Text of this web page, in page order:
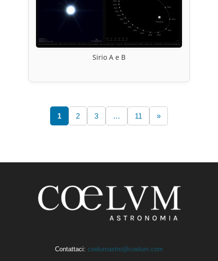
Sirio A e B
1 2 3 … 11 »
Contattaci: coelumastro@coelum.com